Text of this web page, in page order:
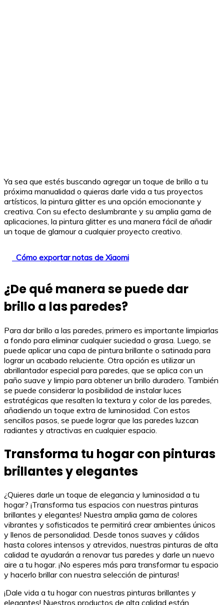
Ya sea que estés buscando agregar un toque de brillo a tu
próxima manualidad o quieras darle vida a tus proyectos
artísticos, la pintura glitter es una opción emocionante y
creativa. Con su efecto deslumbrante y su amplia gama de
aplicaciones, la pintura glitter es una manera fácil de añadir
un toque de glamour a cualquier proyecto creativo.
Cómo exportar notas de Xiaomi
¿De qué manera se puede dar
brillo a las paredes?
Para dar brillo a las paredes, primero es importante limpiarlas
a fondo para eliminar cualquier suciedad o grasa. Luego, se
puede aplicar una capa de pintura brillante o satinada para
lograr un acabado reluciente. Otra opción es utilizar un
abrillantador especial para paredes, que se aplica con un
paño suave y limpio para obtener un brillo duradero. También
se puede considerar la posibilidad de instalar luces
estratégicas que resalten la textura y color de las paredes,
añadiendo un toque extra de luminosidad. Con estos
sencillos pasos, se puede lograr que las paredes luzcan
radiantes y atractivas en cualquier espacio.
Transforma tu hogar con pinturas
brillantes y elegantes
¿Quieres darle un toque de elegancia y luminosidad a tu
hogar? ¡Transforma tus espacios con nuestras pinturas
brillantes y elegantes! Nuestra amplia gama de colores
vibrantes y sofisticados te permitirá crear ambientes únicos
y llenos de personalidad. Desde tonos suaves y cálidos
hasta colores intensos y atrevidos, nuestras pinturas de alta
calidad te ayudarán a renovar tus paredes y darle un nuevo
aire a tu hogar. ¡No esperes más para transformar tu espacio
y hacerlo brillar con nuestra selección de pinturas!
¡Dale vida a tu hogar con nuestras pinturas brillantes y
elegantes! Nuestros productos de alta calidad están